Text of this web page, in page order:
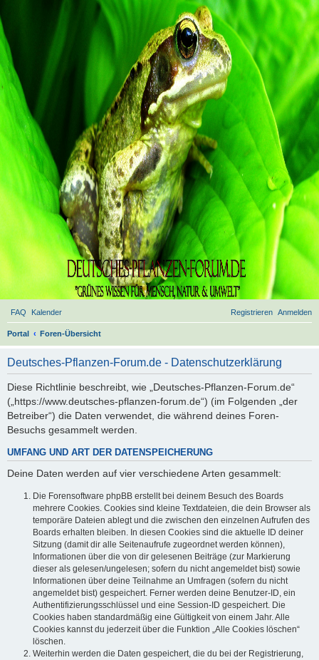
FAQ Kalender Anmelden
Registrieren
Portal Foren-Übersicht
Deutsches-Pflanzen-Forum.de - Datenschutzerklärung
Diese Richtlinie beschreibt, wie „Deutsches-Pflanzen-Forum.de“
(„https://www.deutsches-pflanzen-forum.de“) (im Folgenden „der
Betreiber“) die Daten verwendet, die während deines Foren-
Besuchs gesammelt werden.
UMFANG UND ART DER DATENSPEICHERUNG
Deine Daten werden auf vier verschiedene Arten gesammelt:
Die Forensoftware phpBB erstellt bei deinem Besuch des Boards
mehrere Cookies. Cookies sind kleine Textdateien, die dein Browser als
temporäre Dateien ablegt und die zwischen den einzelnen Aufrufen des
Boards erhalten bleiben. In diesen Cookies sind die aktuelle ID deiner
Sitzung (damit dir alle Seitenaufrufe zugeordnet werden können),
Informationen über die von dir gelesenen Beiträge (zur Markierung
dieser als gelesen/ungelesen; sofern du nicht angemeldet bist) sowie
Informationen über deine Teilnahme an Umfragen (sofern du nicht
angemeldet bist) gespeichert. Ferner werden deine Benutzer-ID, ein
Authentifizierungsschlüssel und eine Session-ID gespeichert. Die
Cookies haben standardmäßig eine Gültigkeit von einem Jahr. Alle
Cookies kannst du jederzeit über die Funktion „Alle Cookies löschen“
löschen.
Weiterhin werden die Daten gespeichert, die du bei der Registrierung,